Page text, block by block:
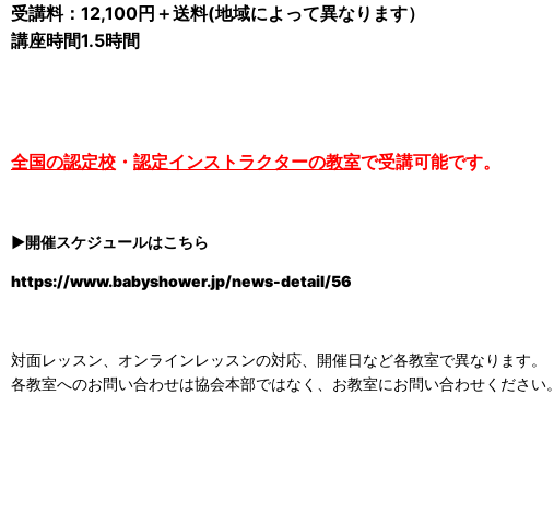
受講料：12,100円＋送料(地域によって異なります）
講座時間1.5時間
全国の認定校 ・ 認定インストラクターの教室で受講可能です。
▶開催スケジュールはこちら
https://www.babyshower.jp/news-detail/56
対面レッスン、オンラインレッスンの対応、開催日など各教室で異なります。
各教室へのお問い合わせは協会本部ではなく、お教室にお問い合わせください。